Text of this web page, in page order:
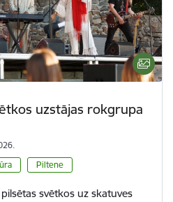
uzstājas rokgrupa
Piltene
svētkos uz skatuves